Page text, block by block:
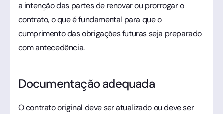
a intenção das partes de renovar ou prorrogar o
contrato, o que é fundamental para que o
cumprimento das obrigações futuras seja preparado
com antecedência.
Documentação adequada
O contrato original deve ser atualizado ou deve ser